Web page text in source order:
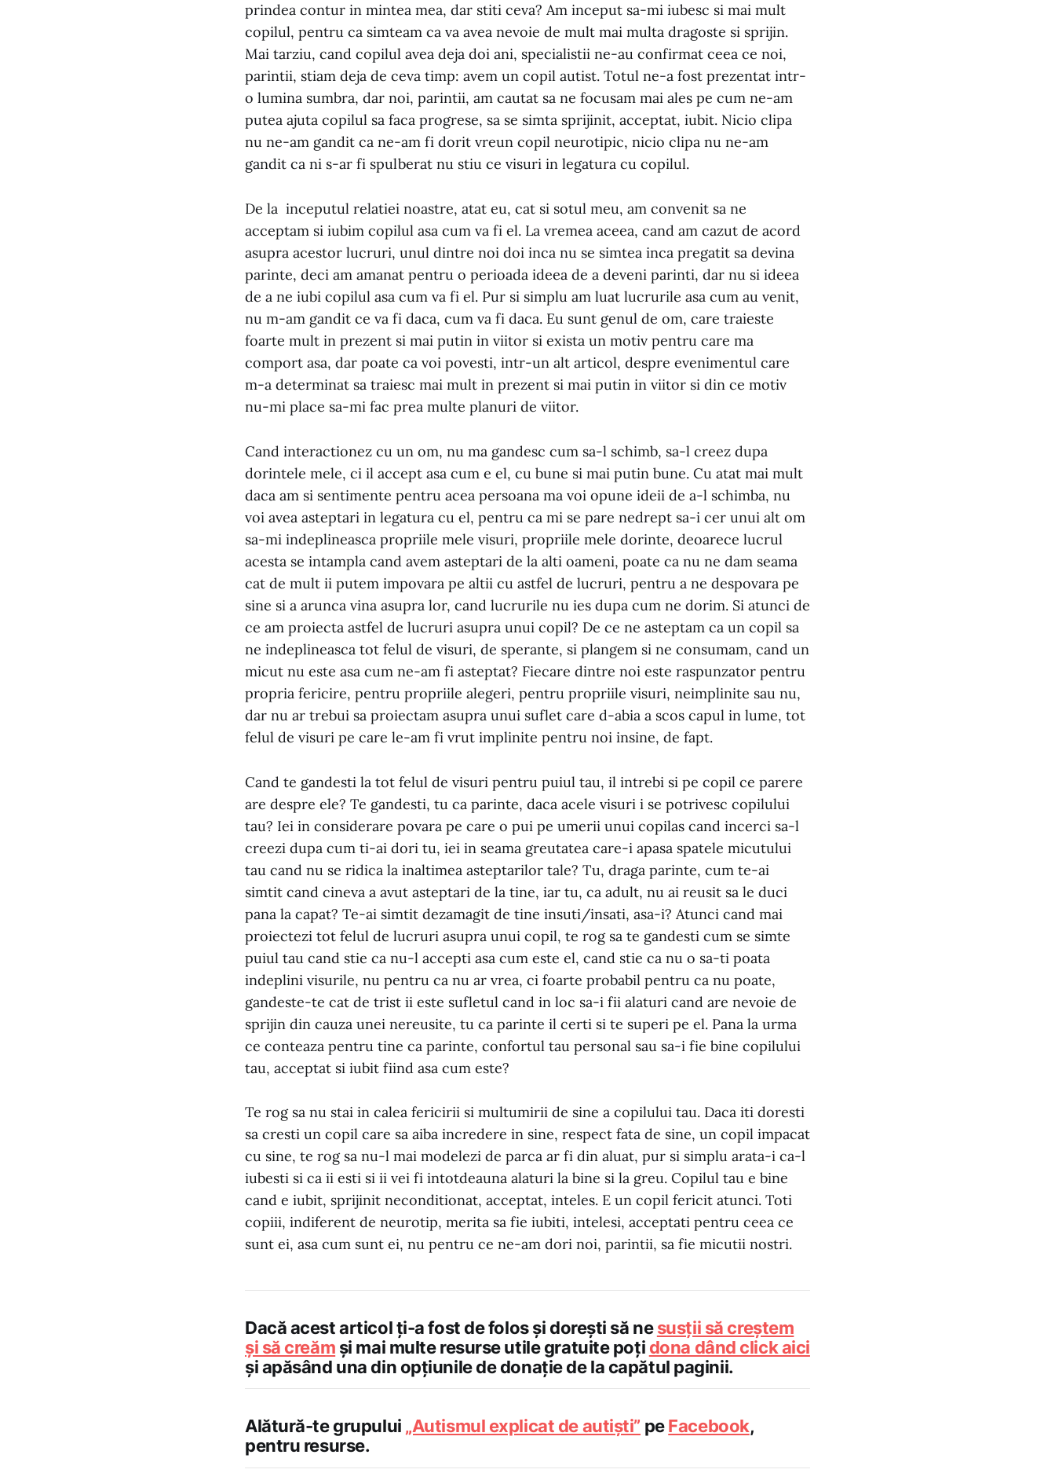
prindea contur in mintea mea, dar stiti ceva? Am inceput sa-mi iubesc si mai mult
copilul, pentru ca simteam ca va avea nevoie de mult mai multa dragoste si sprijin.
Mai tarziu, cand copilul avea deja doi ani, specialistii ne-au confirmat ceea ce noi,
parintii, stiam deja de ceva timp: avem un copil autist. Totul ne-a fost prezentat intr-
o lumina sumbra, dar noi, parintii, am cautat sa ne focusam mai ales pe cum ne-am
putea ajuta copilul sa faca progrese, sa se simta sprijinit, acceptat, iubit. Nicio clipa
nu ne-am gandit ca ne-am fi dorit vreun copil neurotipic, nicio clipa nu ne-am
gandit ca ni s-ar fi spulberat nu stiu ce visuri in legatura cu copilul.
De la inceputul relatiei noastre, atat eu, cat si sotul meu, am convenit sa ne
acceptam si iubim copilul asa cum va fi el. La vremea aceea, cand am cazut de acord
asupra acestor lucruri, unul dintre noi doi inca nu se simtea inca pregatit sa devina
parinte, deci am amanat pentru o perioada ideea de a deveni parinti, dar nu si ideea
de a ne iubi copilul asa cum va fi el. Pur si simplu am luat lucrurile asa cum au venit,
nu m-am gandit ce va fi daca, cum va fi daca. Eu sunt genul de om, care traieste
foarte mult in prezent si mai putin in viitor si exista un motiv pentru care ma
comport asa, dar poate ca voi povesti, intr-un alt articol, despre evenimentul care
m-a determinat sa traiesc mai mult in prezent si mai putin in viitor si din ce motiv
nu-mi place sa-mi fac prea multe planuri de viitor.
Cand interactionez cu un om, nu ma gandesc cum sa-l schimb, sa-l creez dupa
dorintele mele, ci il accept asa cum e el, cu bune si mai putin bune. Cu atat mai mult
daca am si sentimente pentru acea persoana ma voi opune ideii de a-l schimba, nu
voi avea asteptari in legatura cu el, pentru ca mi se pare nedrept sa-i cer unui alt om
sa-mi indeplineasca propriile mele visuri, propriile mele dorinte, deoarece lucrul
acesta se intampla cand avem asteptari de la alti oameni, poate ca nu ne dam seama
cat de mult ii putem impovara pe altii cu astfel de lucruri, pentru a ne despovara pe
sine si a arunca vina asupra lor, cand lucrurile nu ies dupa cum ne dorim. Si atunci de
ce am proiecta astfel de lucruri asupra unui copil? De ce ne asteptam ca un copil sa
ne indeplineasca tot felul de visuri, de sperante, si plangem si ne consumam, cand un
micut nu este asa cum ne-am fi asteptat? Fiecare dintre noi este raspunzator pentru
propria fericire, pentru propriile alegeri, pentru propriile visuri, neimplinite sau nu,
dar nu ar trebui sa proiectam asupra unui suflet care d-abia a scos capul in lume, tot
felul de visuri pe care le-am fi vrut implinite pentru noi insine, de fapt.
Cand te gandesti la tot felul de visuri pentru puiul tau, il intrebi si pe copil ce parere
are despre ele? Te gandesti, tu ca parinte, daca acele visuri i se potrivesc copilului
tau? Iei in considerare povara pe care o pui pe umerii unui copilas cand incerci sa-l
creezi dupa cum ti-ai dori tu, iei in seama greutatea care-i apasa spatele micutului
tau cand nu se ridica la inaltimea asteptarilor tale? Tu, draga parinte, cum te-ai
simtit cand cineva a avut asteptari de la tine, iar tu, ca adult, nu ai reusit sa le duci
pana la capat? Te-ai simtit dezamagit de tine insuti/insati, asa-i? Atunci cand mai
proiectezi tot felul de lucruri asupra unui copil, te rog sa te gandesti cum se simte
puiul tau cand stie ca nu-l accepti asa cum este el, cand stie ca nu o sa-ti poata
indeplini visurile, nu pentru ca nu ar vrea, ci foarte probabil pentru ca nu poate,
gandeste-te cat de trist ii este sufletul cand in loc sa-i fii alaturi cand are nevoie de
sprijin din cauza unei nereusite, tu ca parinte il certi si te superi pe el. Pana la urma
ce conteaza pentru tine ca parinte, confortul tau personal sau sa-i fie bine copilului
tau, acceptat si iubit fiind asa cum este?
Te rog sa nu stai in calea fericirii si multumirii de sine a copilului tau. Daca iti doresti
sa cresti un copil care sa aiba incredere in sine, respect fata de sine, un copil impacat
cu sine, te rog sa nu-l mai modelezi de parca ar fi din aluat, pur si simplu arata-i ca-l
iubesti si ca ii esti si ii vei fi intotdeauna alaturi la bine si la greu. Copilul tau e bine
cand e iubit, sprijinit neconditionat, acceptat, inteles. E un copil fericit atunci. Toti
copiii, indiferent de neurotip, merita sa fie iubiti, intelesi, acceptati pentru ceea ce
sunt ei, asa cum sunt ei, nu pentru ce ne-am dori noi, parintii, sa fie micutii nostri.
Dacă acest articol ți-a fost de folos și dorești să nesusții să creștem
și să creăm și mai multe resurse utile gratuite poți dona dând click aici
și apăsând una din opțiunile de donație de la capătul paginii.
Alătură-te grupului „Autismul explicat de autiști” peFacebook,
pentru resurse.